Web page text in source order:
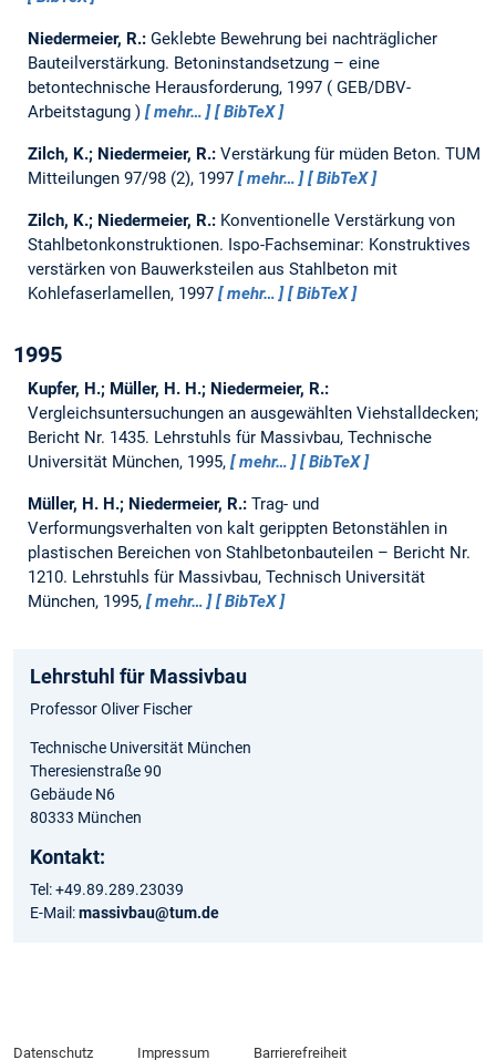
Niedermeier, R.: Geklebte Bewehrung bei nachträglicher
Bauteilverstärkung. Betoninstandsetzung – eine
betontechnische Herausforderung, 1997
GEB/DBV-
Arbeitstagung
mehr… BibTeX
Zilch, K.; Niedermeier, R.: Verstärkung für müden Beton. TUM
Mitteilungen 97/98 (2), 1997
mehr… BibTeX
Zilch, K.; Niedermeier, R.: Konventionelle Verstärkung von
Stahlbetonkonstruktionen. Ispo-Fachseminar: Konstruktives
verstärken von Bauwerksteilen aus Stahlbeton mit
Kohlefaserlamellen, 1997
mehr… BibTeX
1995
Kupfer, H.; Müller, H. H.; Niedermeier, R.:
Vergleichsuntersuchungen an ausgewählten Viehstalldecken;
Bericht Nr. 1435. Lehrstuhls für Massivbau, Technische
Universität München, 1995,
mehr… BibTeX
Müller, H. H.; Niedermeier, R.: Trag- und
Verformungsverhalten von kalt gerippten Betonstählen in
plastischen Bereichen von Stahlbetonbauteilen – Bericht Nr.
1210. Lehrstuhls für Massivbau, Technisch Universität
München, 1995,
mehr… BibTeX
Lehrstuhl für Massivbau
Professor Oliver Fischer
Technische Universität München
Theresienstraße 90
Gebäude N6
80333 München
Kontakt:
Tel: +49.89.289.23039
E-Mail:massivbau@tum.de
Datenschutz Impressum Barrierefreiheit